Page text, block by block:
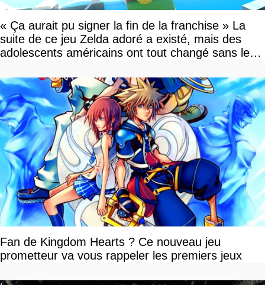
« Ça aurait pu signer la fin de la franchise » La
suite de ce jeu Zelda adoré a existé, mais des
adolescents américains ont tout changé sans le
Fan de Kingdom Hearts ? Ce nouveau jeu
prometteur va vous rappeler les premiers jeux